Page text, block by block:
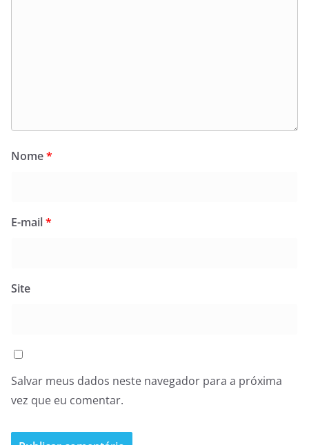
Nome*
E-mail*
Site
Salvar meus dados neste navegador para a próxima
vez que eu comentar.